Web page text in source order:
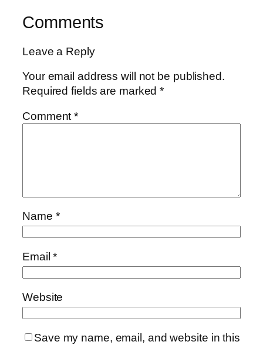
Comments
Leave a Reply
Your email address will not be published.
Required fields are marked*
Comment*
Name *
Email*
Website
Save my name, email, and website in this